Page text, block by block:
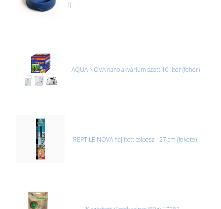
l)
AQUA NOVA nano akvárium szett 10 liter (fehér)
REPTILE NOVA hajlított csipesz - 27 cm (fekete)